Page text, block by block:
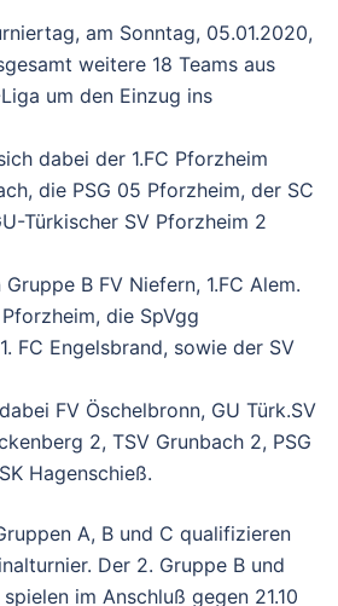
am Sonntag, 05.01.2020,
weitere 18 Teams aus
um den Einzug ins
dabei der 1.FC Pforzheim
die PSG 05 Pforzheim, der SC
Türkischer SV Pforzheim 2
B FV Niefern, 1.FC Alem.
die SpVgg
FC Engelsbrand, sowie der SV
FV Öschelbronn, GU Türk.SV
2, TSV Grunbach 2, PSG
Hagenschieß.
A, B und C qualifizieren
Der 2. Gruppe B und
im Anschluß gegen 21.10